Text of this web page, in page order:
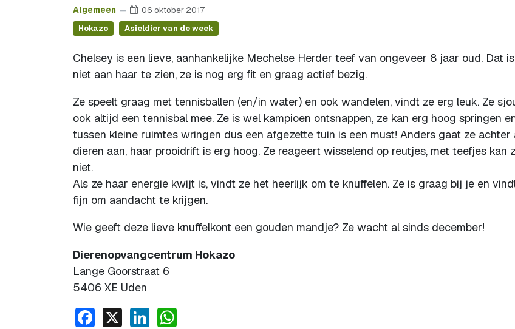
Algemeen 06 oktober 2017
Hokazo Asieldier van de week
Chelsey is een lieve, aanhankelijke Mechelse Herder teef van ongeveer 8 jaar oud. Dat
niet aan haar te zien, ze is nog erg fit en graag actief bezig.
Ze speelt graag met tennisballen (en/in water) en ook wandelen, vindt ze erg leuk. Ze
ook altijd een tennisbal mee. Ze is wel kampioen ontsnappen, ze kan erg hoog springen
tussen kleine ruimtes wringen dus een afgezette tuin is een must! Anders gaat ze achter
dieren aan, haar prooidrift is erg hoog. Ze reageert wisselend op reutjes, met teefjes kan
niet.
Als ze haar energie kwijt is, vindt ze het heerlijk om te knuffelen. Ze is graag bij je en
fijn om aandacht te krijgen.
Wie geeft deze lieve knuffelkont een gouden mandje? Ze wacht al sinds december!
Dierenopvangcentrum Hokazo
Lange Goorstraat 6
5406 XE Uden
Facebook
X LinkedIn